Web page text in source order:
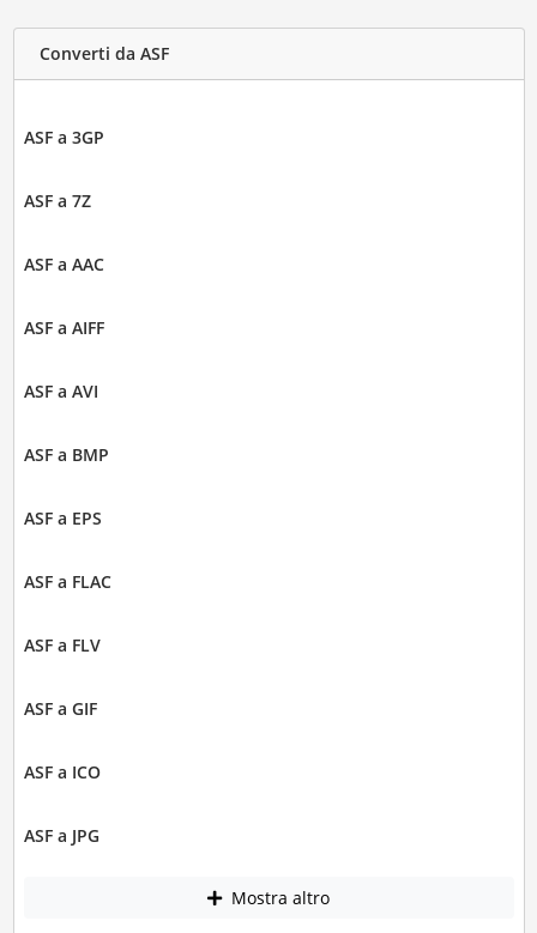
Converti da ASF
ASF a 3GP
ASF a 7Z
ASF a AAC
ASF a AIFF
ASF a AVI
ASF a BMP
ASF a EPS
ASF a FLAC
ASF a FLV
ASF a GIF
ASF a ICO
ASF a JPG
Mostra altro